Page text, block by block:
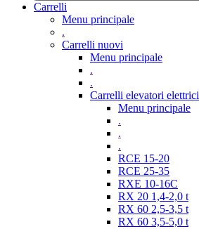
Carrelli
Menu principale
.
Carrelli nuovi
Menu principale
.
.
Carrelli elevatori elettrici
Menu principale
.
.
.
RCE 15-20
RCE 25-35
RXE 10-16C
RX 20 1,4-2,0 t
RX 60 2,5-3,5 t
RX 60 3,5-5,0 t